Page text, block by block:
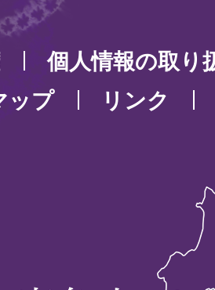
個人情報の取り
ップ
リンク